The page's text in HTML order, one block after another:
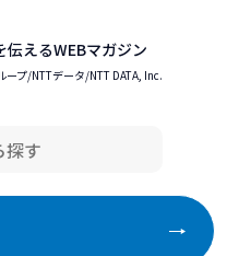
伝えるWEBマガジン
ープ/NTTデータ/NTT DATA, Inc.